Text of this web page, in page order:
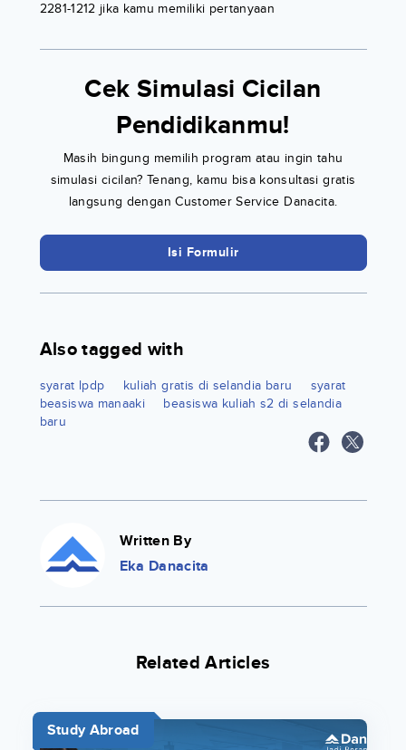
2281-1212 jika kamu memiliki pertanyaan
Cek Simulasi Cicilan
Pendidikanmu!
Masih bingung memilih program atau ingin tahu
simulasi cicilan? Tenang, kamu bisa konsultasi gratis
langsung dengan Customer Service Danacita.
Isi Formulir
Also tagged with
syarat lpdp kuliah gratis di selandia baru
syarat
beasiswa manaaki
beasiswa kuliah s2 di selandia
baru
Written By
Eka Danacita
Related Articles
Study Abroad